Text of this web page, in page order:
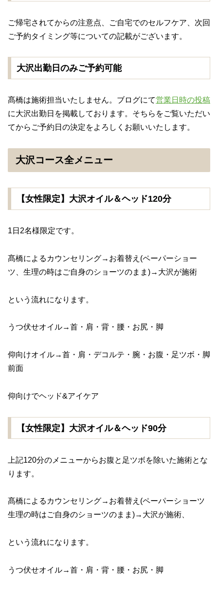
ご帰宅されてからの注意点、ご自宅でのセルフケア、次回
ご予約タイミング等についての記載がございます。
大沢出勤日のみご予約可能
髙橋は施術担当いたしません。ブログにて営業日時の投稿
に大沢出勤日を掲載しております。そちらをご覧いただい
てからご予約日の決定をよろしくお願いいたします。
大沢コース全メニュー
【女性限定】大沢オイル＆ヘッド120分
1日2名様限定です。
髙橋によるカウンセリング→お着替え(ペーパーショー
ツ、生理の時はご自身のショーツのまま)→大沢が施術
という流れになります。
うつ伏せオイル→首・肩・背・腰・お尻・脚
仰向けオイル→首・肩・デコルテ・腕・お腹・足ツボ・脚
前面
仰向けでヘッド&アイケア
【女性限定】大沢オイル＆ヘッド90分
上記120分のメニューからお腹と足ツボを除いた施術とな
ります。
髙橋によるカウンセリング→お着替え(ペーパーショーツ
生理の時はご自身のショーツのまま)→大沢が施術、
という流れになります。
うつ伏せオイル→首・肩・背・腰・お尻・脚